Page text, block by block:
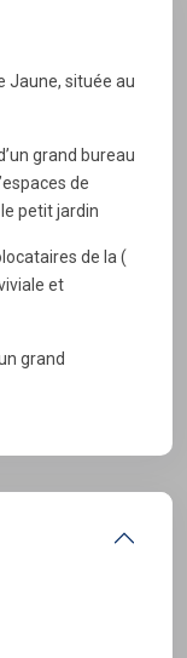
Jaune, située au
grand bureau
de
petit jardin
de la (
et
grand